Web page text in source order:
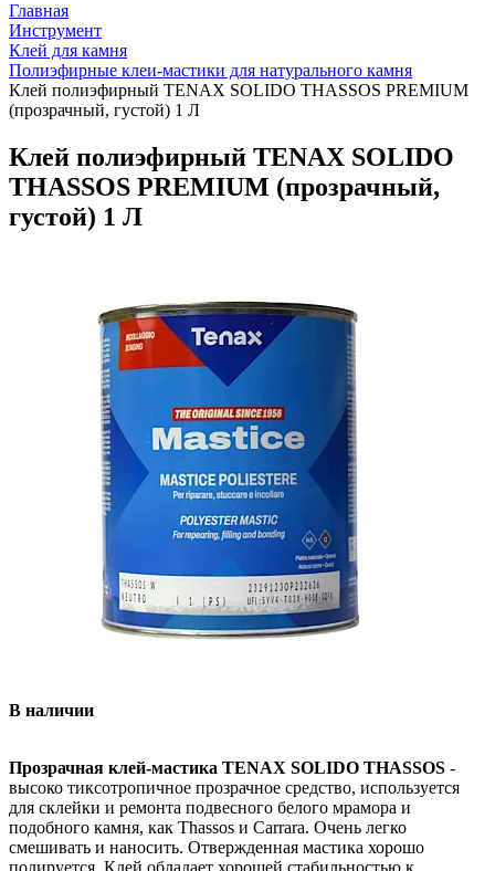
Главная
Инструмент
Клей для камня
Полиэфирные клеи-мастики для натурального камня
Клей полиэфирный TENAX SOLIDO THASSOS PREMIUM
(прозрачный, густой) 1 Л
Клей полиэфирный TENAX SOLIDO
THASSOS PREMIUM (прозрачный,
густой) 1 Л
В наличии
Прозрачная клей-мастика TENAX SOLIDO THASSOS -
высоко тиксотропичное прозрачное средство, используется
для склейки и ремонта подвесного белого мрамора и
подобного камня, как Thassos и Carrara. Очень легко
смешивать и наносить. Отвержденная мастика хорошо
полируется. Клей обладает хорошей стабильностью к